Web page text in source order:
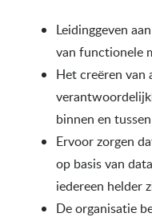
Leidinggeven
van functionele
Het creëren van
binnen en
Ervoor zorgen
op basis van
iedereen helder
De organisatie